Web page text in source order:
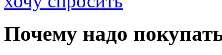
Почему надо